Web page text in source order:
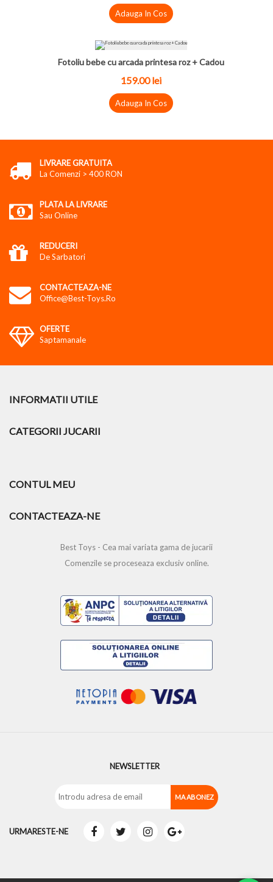
Adauga In Cos
Fotoliu bebe cu arcada printesa roz + Cadou
159.00 lei
Adauga In Cos
LIVRARE GRATUITA
La Comenzi > 400 RON
PLATA LA LIVRARE
Sau Online
REDUCERI
De Sarbatori
CONTACTEAZA-NE
Office@best-Toys.ro
OFERTE
Saptamanale
INFORMATII UTILE
CATEGORII JUCARII
CONTUL MEU
CONTACTEAZA-NE
Best Toys - Cea mai variata gama de jucarii
Comenzile se proceseaza exclusiv online.
NEWSLETTER
URMARESTE-NE